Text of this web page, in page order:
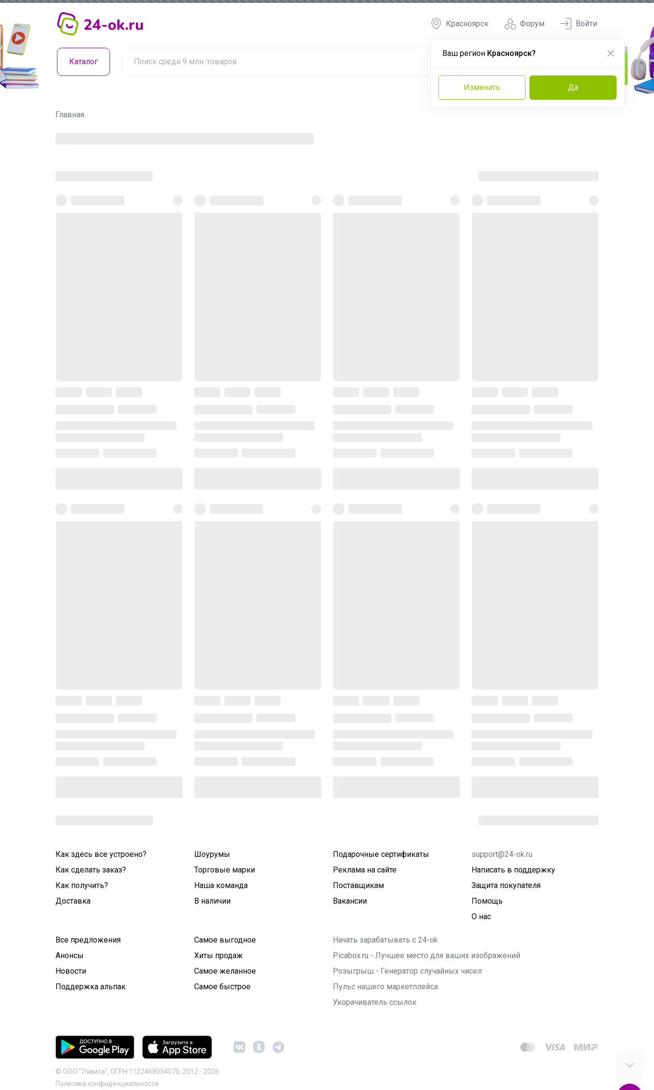
Форум
Красноярск
Ваш регион Красноярск?
Изменить Да
Войти
Каталог
Главная
Как здесь все устроено?
Как сделать заказ?
Как получить?
Доставка
Шоурумы
Торговые марки
Наша команда
В наличии
Подарочные сертификаты
Реклама на сайте
Поставщикам
Вакансии
support@24-ok.ru
Написать в поддержку
Защита покупателя
Помощь
О нас
Все предложения
Анонсы
Новости
Поддержка альпак
Самое выгодное
Хиты продаж
Самое желанное
Самое быстрое
Начать зарабатывать с 24-ok
Picabox.ru - Лучшее место для ваших изображений
Розыгрыш - Генератор случайных чисел
Пульс нашего маркетплейса
Укорачиватель ссылок
© ООО "Лявита", ОГРН 1122468054070, 2012 - 2026
Политика конфиденциальности